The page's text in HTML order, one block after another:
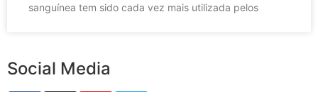
sanguínea tem sido cada vez mais utilizada pelos
Social Media